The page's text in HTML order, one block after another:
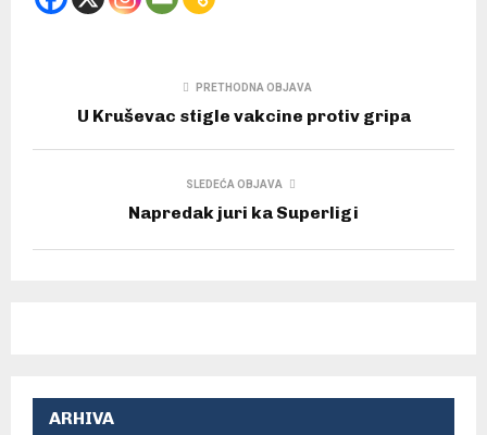
PRETHODNA OBJAVA
U Kruševac stigle vakcine protiv gripa
SLEDEĆA OBJAVA
Napredak juri ka Superligi
ARHIVA